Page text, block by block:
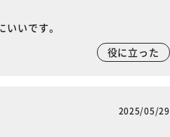
いです。
役に立った
2025/05/29